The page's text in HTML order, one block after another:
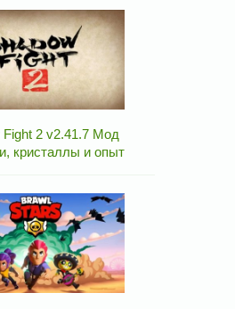
Fight 2 v2.41.7 Мод
кристаллы и опыт